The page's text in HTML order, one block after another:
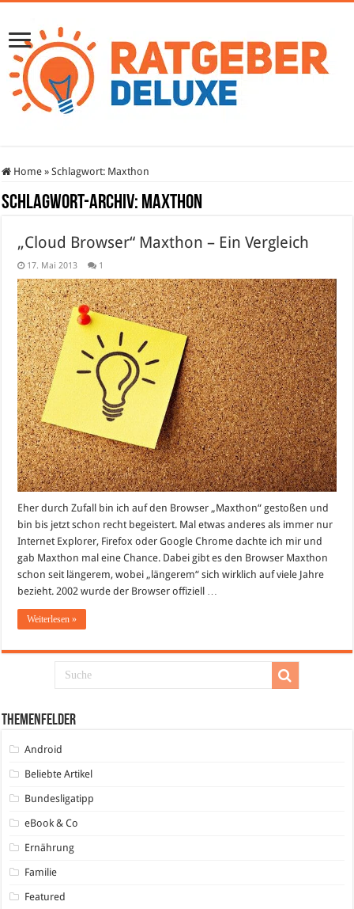
Home » Schlagwort: Maxthon
Schlagwort-Archiv: Maxthon
„Cloud Browser“ Maxthon – Ein Vergleich
17. Mai 2013 1
Eher durch Zufall bin ich auf den Browser „Maxthon“ gestoßen und
bin bis jetzt schon recht begeistert. Mal etwas anderes als immer nur
Internet Explorer, Firefox oder Google Chrome dachte ich mir und
gab Maxthon mal eine Chance. Dabei gibt es den Browser Maxthon
schon seit längerem, wobei „längerem“ sich wirklich auf viele Jahre
bezieht. 2002 wurde der Browser offiziell …
Weiterlesen »
Themenfelder
Android
Beliebte Artikel
Bundesligatipp
eBook & Co
Ernährung
Familie
Featured